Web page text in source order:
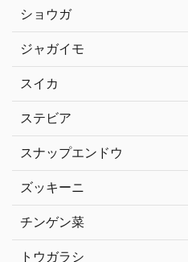
ショウガ
ジャガイモ
スイカ
ステビア
スナップエンドウ
ズッキーニ
チンゲン菜
トウガラシ